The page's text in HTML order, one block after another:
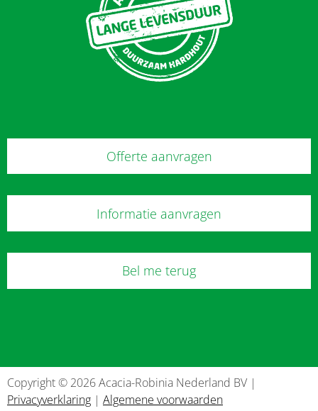
Offerte aanvragen
Informatie aanvragen
Bel me terug
Copyright © 2026 Acacia-Robinia Nederland BV |
Privacyverklaring | Algemene voorwaarden